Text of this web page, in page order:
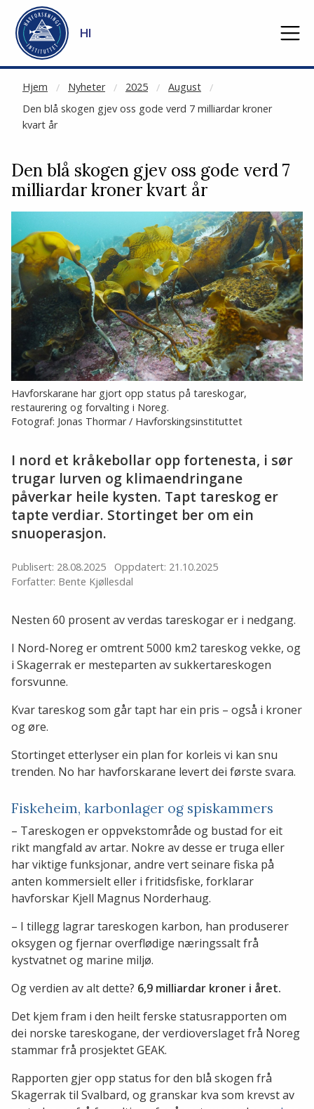
Gå til hovedinnhold
HI
Hjem Nyheter 2025
August
Den blå skogen gjev oss gode verd 7 milliardar kroner
kvart år
NOT CACHED
Den blå skogen gjev oss gode verd 7
milliardar kroner kvart år
Havforskarane har gjort opp status på tareskogar,
restaurering og forvalting i Noreg.
Fotograf: Jonas Thormar / Havforskingsinstituttet
I nord et kråkebollar opp fortenesta, i sør
trugar lurven og klimaendringane
påverkar heile kysten. Tapt tareskog er
tapte verdiar. Stortinget ber om ein
snuoperasjon.
Publisert: 28.08.2025
Oppdatert: 21.10.2025
Forfatter: Bente Kjøllesdal
Nesten 60 prosent av verdas tareskogar er i nedgang.
I Nord-Noreg er omtrent 5000 km2 tareskog vekke, og
i Skagerrak er mesteparten av sukkertareskogen
forsvunne.
Kvar tareskog som går tapt har ein pris – også i kroner
og øre.
Stortinget etterlyser ein plan for korleis vi kan snu
trenden. No har havforskarane levert dei første svara.
Fiskeheim, karbonlager og spiskammers
– Tareskogen er oppvekstområde og bustad for eit
rikt mangfald av artar. Nokre av desse er truga eller
har viktige funksjonar, andre vert seinare fiska på
anten kommersielt eller i fritidsfiske, forklarar
havforskar Kjell Magnus Norderhaug.
– I tillegg lagrar tareskogen karbon, han produserer
oksygen og fjernar overflødige næringssalt frå
kystvatnet og marine miljø.
Og verdien av alt dette? 6,9 milliardar kroner i året.
Det kjem fram i den heilt ferske statusrapporten om
dei norske tareskogane, der verdioverslaget frå Noreg
stammar frå prosjektet GEAK.
Rapporten gjer opp status for den blå skogen frå
Skagerrak til Svalbard, og granskar kva som krevst av